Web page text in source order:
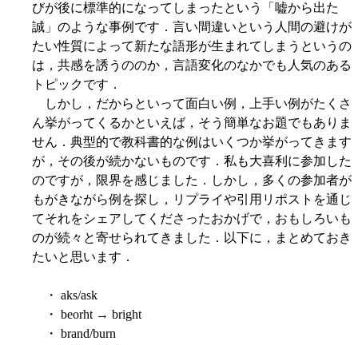
びが後に標準的になってしまったという「嘘から出た
誠」のような事例です．言い間違いという人間の避けが
たい性質によって新たな語形が生まれてしまうというの
は，共感を誘うののか，言語変化のなかでも人気のある
トピックです．
しかし，だからといって面白い例，上手い例がたくさ
ん挙がってくるかといえば，そう簡単なお題でもありま
せん．典型的で教科書的な例はいくつか挙がってきます
が，その後が続かないものです．私も大喜利に参加した
のですが，限界を感じました．しかし，多くの参加者が
もがきながら例を探し，リプライや引用リポストを通じ
てそれをシェアしてくださったおかげで，おもしろいも
のが続々と寄せられてきました．以下に，まとめておき
たいと思います．
・ aks/ask
・ beorht → bright
・ brand/burn